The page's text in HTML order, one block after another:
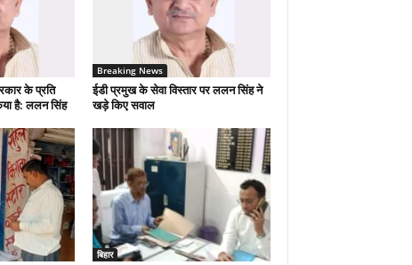
के प्रति
है: ललन सिंह
Breaking News
ईडी प्रमुख के सेवा विस्तार पर ललन सिंह ने
खड़े किए सवाल
बिहार